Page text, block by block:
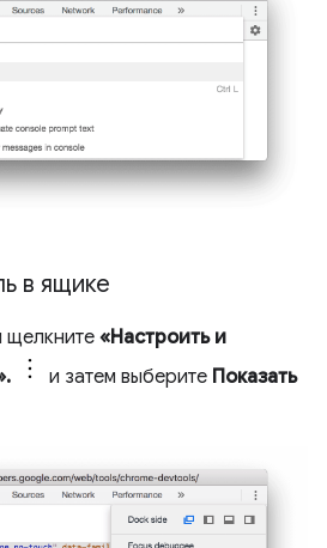
в ящике
щелкните «Настроить и
и затем выберите Показать